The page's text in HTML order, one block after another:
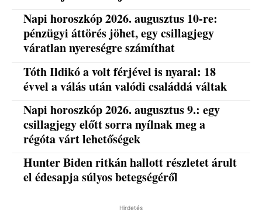
Napi horoszkóp 2026. augusztus 10-re:
pénzügyi áttörés jöhet, egy csillagjegy
váratlan nyereségre számíthat
Tóth Ildikó a volt férjével is nyaral: 18
évvel a válás után valódi családdá váltak
Napi horoszkóp 2026. augusztus 9.: egy
csillagjegy előtt sorra nyílnak meg a
régóta várt lehetőségek
Hunter Biden ritkán hallott részletet árult
el édesapja súlyos betegségéről
Hirdetés